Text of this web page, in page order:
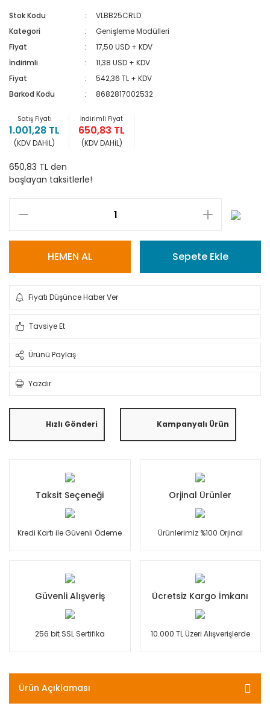
Stok Kodu
VLBB25CRLD
Kategori
Genişleme Modülleri
Fiyat
17,50 USD + KDV
İndirimli
11,38 USD + KDV
Fiyat
542,36 TL + KDV
Barkod Kodu
8682817002532
Satış Fiyatı
1.001,28 TL
(KDV DAHİL)
İndirimli Fiyat
650,83 TL
(KDV DAHİL)
650,83 TL den
başlayan taksitlerle!
HEMEN AL Sepete Ekle
Fiyatı Düşünce Haber Ver
Tavsiye Et
Ürünü Paylaş
Yazdır
Hızlı Gönderi Kampanyalı Ürün
Taksit Seçeneği
Kredi Kartı ile Güvenli Ödeme
Orjinal Ürünler
Ürünlerimiz %100 Orjinal
Güvenli Alışveriş
256 bit SSL Sertifika
Ücretsiz Kargo İmkanı
10.000 TL Üzeri Alışverişlerde
Ürün Açıklaması